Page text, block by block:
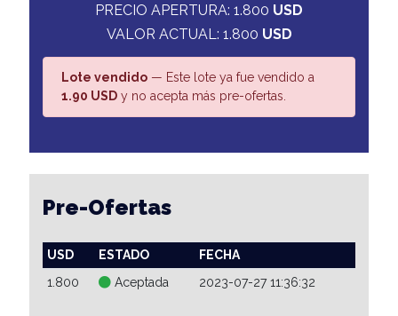
PRECIO APERTURA: 1.800 USD
VALOR ACTUAL: 1.800 USD
Lote vendido — Este lote ya fue vendido a
1.90 USD y no acepta más pre-ofertas.
Pre-Ofertas
USD ESTADO
FECHA
1.800
Aceptada 2023-07-27 11:36:32